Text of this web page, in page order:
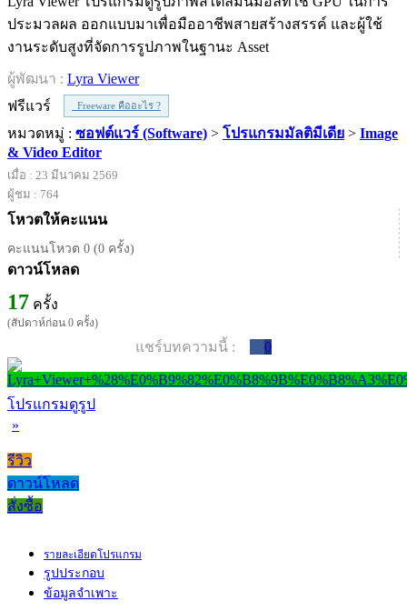
ประมวลผล ออกแบบมาเพื่อมืออาชีพสายสร้างสรรค์ และผู้ใช้
งานระดับสูงที่จัดการรูปภาพในฐานะ Asset
ผู้พัฒนา : Lyra Viewer
ฟรีแวร์
Freeware คืออะไร ?
หมวดหมู่ : ซอฟต์แวร์ (Software) > โปรแกรมมัลติมีเดีย > Image
& Video Editor
เมื่อ : 23 มีนาคม 2569
ผู้ชม : 764
โหวตให้คะแนน
คะแนนโหวต 0 (0 ครั้ง)
ดาวน์โหลด
17 ครั้ง
(สัปดาห์ก่อน 0 ครั้ง)
แชร์บทความนี้ : 0
โปรแกรมดูรูป
»
รีวิว
ดาวน์โหลด
สั่งซื้อ
รายละเอียดโปรแกรม
รูปประกอบ
ข้อมูลจำเพาะ